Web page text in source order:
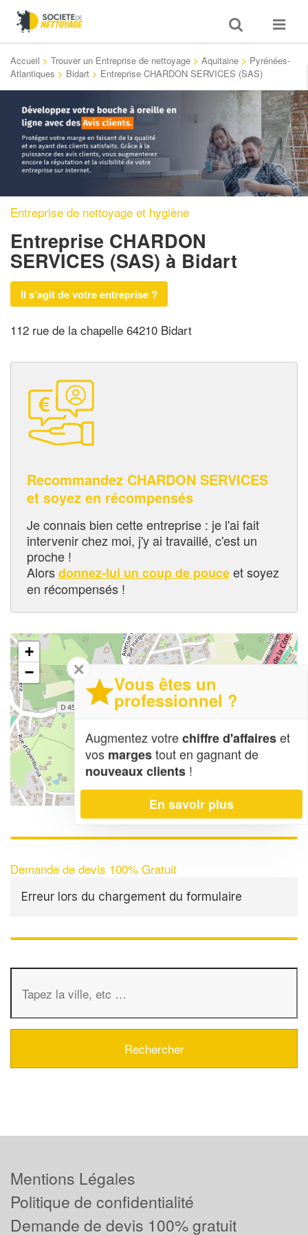
Toggle
search
Toggle
Accueil > Trouver un Entreprise de nettoyage > Aquitaine > Pyrénées-
Atlantiques > Bidart > Entreprise CHARDON SERVICES (SAS)
Entreprise de nettoyage et hygiène
Entreprise CHARDON
SERVICES (SAS) à Bidart
Il s'agit de votre entreprise ?
112 rue de la chapelle 64210 Bidart
Recommandez CHARDON SERVICES
et soyez en récompensés
Je connais bien cette entreprise : je l'ai fait
intervenir chez moi, j'y ai travaillé, c'est un
proche !
Alorsdonnez-lui un coup de pouceet soyez
en récompensés !
+
−
| Map data ©OpenStreetMap contributors,
Demande de devis 100% Gratuit
Erreur lors du chargement du formulaire
✕
Vous êtes un
professionnel ?
Augmentez votrechiffre d'affaireset
vos margestout en gagnant de
nouveaux clients !
En savoir plus
Mentions Légales
Politique de confidentialité
Demande de devis 100% gratuit